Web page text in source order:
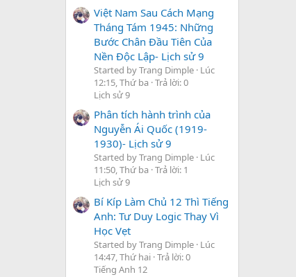
Việt Nam Sau Cách Mạng
Tháng Tám 1945: Những
Bước Chân Đầu Tiên Của
Nền Độc Lập- Lịch sử 9
Started by Trang Dimple Lúc
12:15, Thứ ba Trả lời: 0
Lịch sử 9
Phân tích hành trình của
Nguyễn Ái Quốc (1919-
1930)- Lịch sử 9
Started by Trang Dimple Lúc
11:50, Thứ ba Trả lời: 1
Lịch sử 9
Bí Kíp Làm Chủ 12 Thì Tiếng
Anh: Tư Duy Logic Thay Vì
Học Vẹt
Started by Trang Dimple Lúc
14:47, Thứ hai Trả lời: 0
Tiếng Anh 12